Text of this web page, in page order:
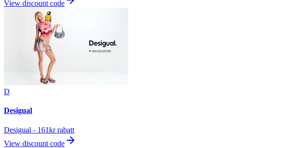
View discount code
D
Desigual
Desigual - 161kr rabatt
View discount code